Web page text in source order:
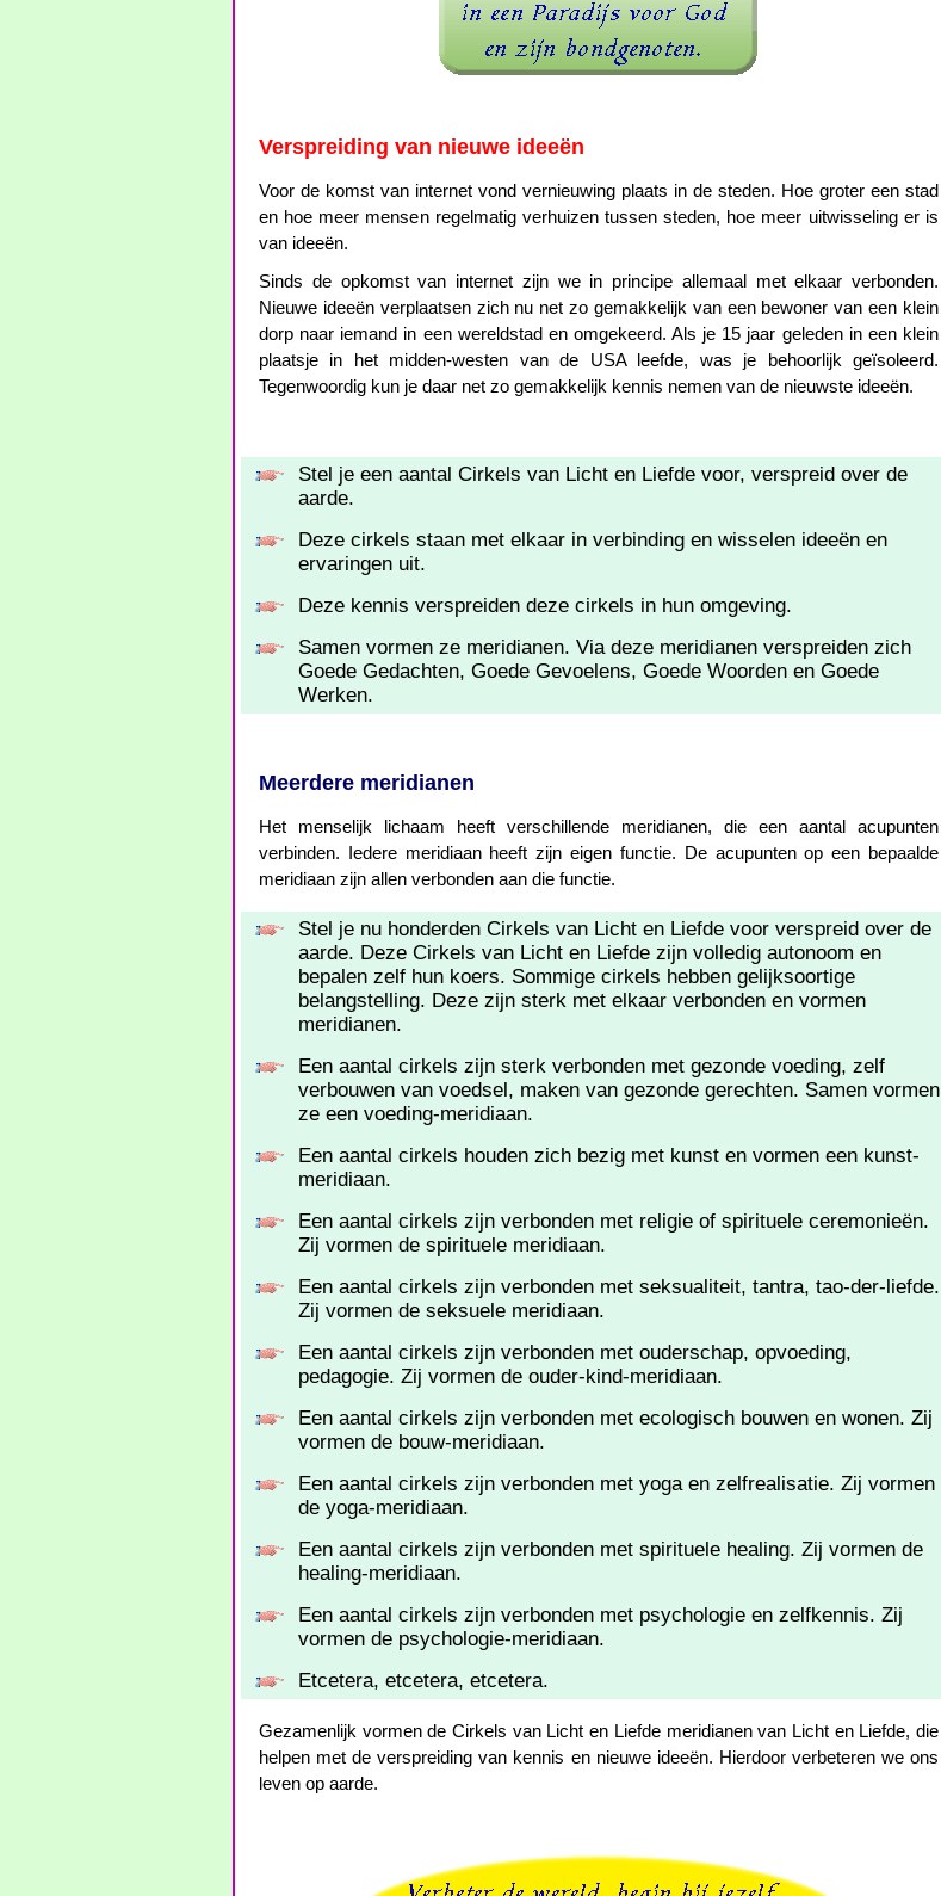
Verspreiding van nieuwe ideeën
Voor de komst van internet vond vernieuwing plaats in de steden. Hoe groter een stad
en hoe meer mensen regelmatig verhuizen tussen steden, hoe meer uitwisseling er is
van ideeën.
Sinds de opkomst van internet zijn we in principe allemaal met elkaar verbonden.
Nieuwe ideeën verplaatsen zich nu net zo gemakkelijk van een bewoner van een klein
dorp naar iemand in een wereldstad en omgekeerd. Als je 15 jaar geleden in een klein
plaatsje in het midden-westen van de USA leefde, was je behoorlijk geïsoleerd.
Tegenwoordig kun je daar net zo gemakkelijk kennis nemen van de nieuwste ideeën.
Stel je een aantal Cirkels van Licht en Liefde voor, verspreid over de
aarde.
Deze cirkels staan met elkaar in verbinding en wisselen ideeën en
ervaringen uit.
Deze kennis verspreiden deze cirkels in hun omgeving.
Samen vormen ze meridianen. Via deze meridianen verspreiden zich
Goede Gedachten, Goede Gevoelens, Goede Woorden en Goede
Werken.
Meerdere meridianen
Het menselijk lichaam heeft verschillende meridianen, die een aantal acupunten
verbinden. Iedere meridiaan heeft zijn eigen functie. De acupunten op een bepaalde
meridiaan zijn allen verbonden aan die functie.
Stel je nu honderden Cirkels van Licht en Liefde voor verspreid over de
aarde. Deze Cirkels van Licht en Liefde zijn volledig autonoom en
bepalen zelf hun koers. Sommige cirkels hebben gelijksoortige
belangstelling. Deze zijn sterk met elkaar verbonden en vormen
meridianen.
Een aantal cirkels zijn sterk verbonden met gezonde voeding, zelf
verbouwen van voedsel, maken van gezonde gerechten. Samen vormen
ze een voeding-meridiaan.
Een aantal cirkels houden zich bezig met kunst en vormen een kunst-
meridiaan.
Een aantal cirkels zijn verbonden met religie of spirituele ceremonieën.
Zij vormen de spirituele meridiaan.
Een aantal cirkels zijn verbonden met seksualiteit, tantra, tao-der-liefde.
Zij vormen de seksuele meridiaan.
Een aantal cirkels zijn verbonden met ouderschap, opvoeding,
pedagogie. Zij vormen de ouder-kind-meridiaan.
Een aantal cirkels zijn verbonden met ecologisch bouwen en wonen. Zij
vormen de bouw-meridiaan.
Een aantal cirkels zijn verbonden met yoga en zelfrealisatie. Zij vormen
de yoga-meridiaan.
Een aantal cirkels zijn verbonden met spirituele healing. Zij vormen de
healing-meridiaan.
Een aantal cirkels zijn verbonden met psychologie en zelfkennis. Zij
vormen de psychologie-meridiaan.
Etcetera, etcetera, etcetera.
Gezamenlijk vormen de Cirkels van Licht en Liefde meridianen van Licht en Liefde, die
helpen met de verspreiding van kennis en nieuwe ideeën. Hierdoor verbeteren we ons
leven op aarde.